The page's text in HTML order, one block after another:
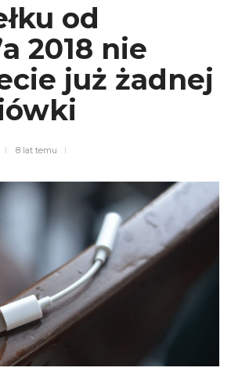
od
2018 nie
już żadnej
8 lat temu